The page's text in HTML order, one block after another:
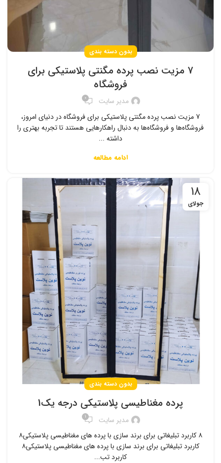
بدون دسته بندی
7 مزیت نصب پرده مگنتی پلاستیکی برای
فروشگاه
مدیر سایت 0
7 مزیت نصب پرده مگنتی پلاستیکی برای فروشگاه در دنیای امروز،
فروشگاه‌ها و فروشگاه‌ها به دنبال راهکارهایی هستند تا تجربه بهتری را
داشته ...
ادامه مطالعه
18
جولای
بدون دسته بندی
پرده مغناطیسی پلاستیکی درجه یک1
مدیر سایت 1
۸ کاربرد تبلیغاتی برای برند سازی با پرده های مغناطیسی پلاستیکی۸
کاربرد تبلیغاتی برای برند سازی با پرده های مغناطیسی پلاستیکی۸
کاربرد تب...